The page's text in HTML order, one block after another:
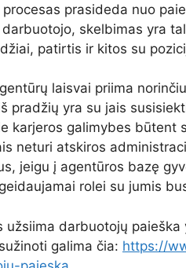
prasideda nuo
skelbimas yra
patirtis ir kitos su
laisvai priima
pradžių yra su jais
karjeros galimybes
neturi atskiros
jeigu į agentūros bazę
rolei su jumis
užsiima darbuotojų
galima čia: https://